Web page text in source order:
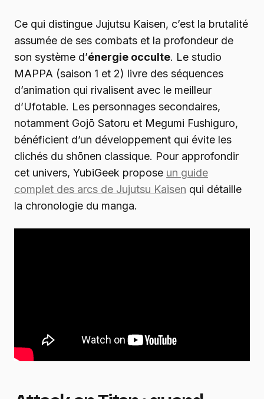
Ce qui distingue Jujutsu Kaisen, c’est la brutalité
assumée de ses combats et la profondeur de
son système d’énergie occulte. Le studio
MAPPA (saison 1 et 2) livre des séquences
d’animation qui rivalisent avec le meilleur
d’Ufotable. Les personnages secondaires,
notamment Gojō Satoru et Megumi Fushiguro,
bénéficient d’un développement qui évite les
clichés du shōnen classique. Pour approfondir
cet univers, YubiGeek propose un guide
complet des arcs de Jujutsu Kaisen qui détaille
la chronologie du manga.